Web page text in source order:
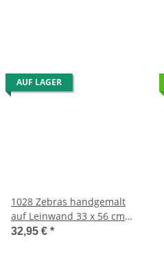
AUF LAGER
1028 Zebras handgemalt
auf Leinwand 33 x 56 cm
aus Südafrika
32,95 € *